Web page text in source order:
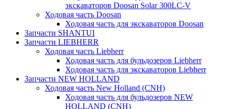
экскаваторов Doosan Solar 300LC-V
Ходовая часть Doosan
Ходовая часть для экскаваторов Doosan
Запчасти SHANTUI
Запчасти LIEBHERR
Ходовая часть Liebherr
Ходовая часть для бульдозеров Liebherr
Ходовая часть для экскаваторов Liebherr
Запчасти NEW HOLLAND
Ходовая часть New Holland (CNH)
Ходовая часть для бульдозеров NEW
HOLLAND (CNH)